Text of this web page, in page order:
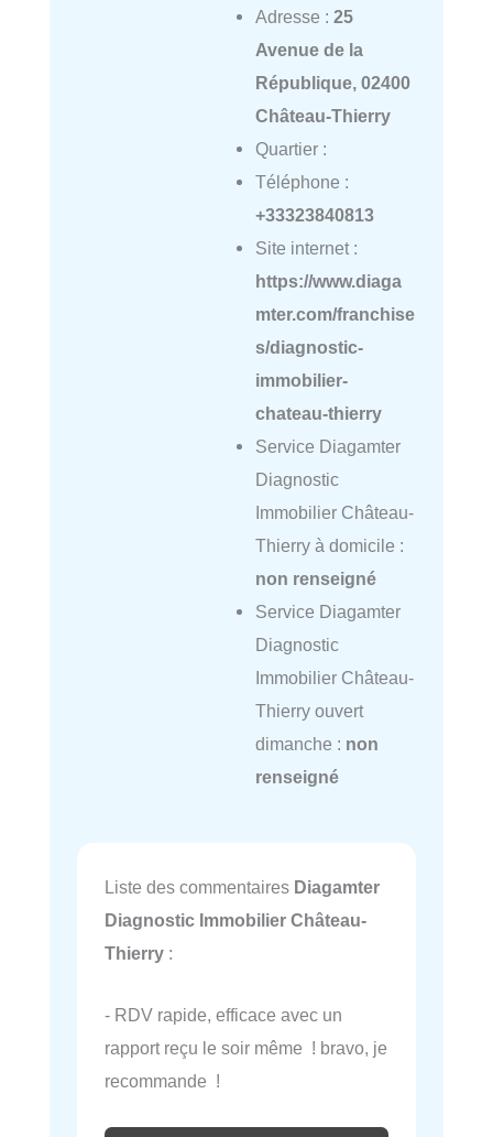
Adresse : 25
Avenue de la
République, 02400
Château-Thierry
Quartier :
Téléphone :
+33323840813
Site internet :
https://www.diaga
mter.com/franchise
s/diagnostic-
immobilier-
chateau-thierry
Service Diagamter
Diagnostic
Immobilier Château-
Thierry à domicile :
non renseigné
Service Diagamter
Diagnostic
Immobilier Château-
Thierry ouvert
dimanche : non
renseigné
Liste des commentaires Diagamter
Diagnostic Immobilier Château-
Thierry :
- RDV rapide, efficace avec un
rapport reçu le soir même ! bravo, je
recommande !